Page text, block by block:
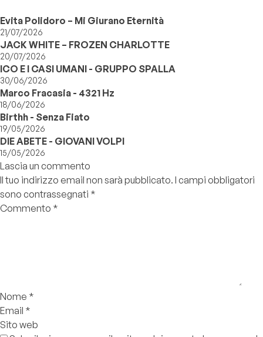
Evita Polidoro – Mi Giurano Eternità
21/07/2026
JACK WHITE – FROZEN CHARLOTTE
20/07/2026
ICO E I CASI UMANI - GRUPPO SPALLA
30/06/2026
Marco Fracasia - 4321 Hz
18/06/2026
Birthh - Senza Fiato
19/05/2026
DIE ABETE - GIOVANI VOLPI
15/05/2026
Lascia un commento
Il tuo indirizzo email non sarà pubblicato. I campi obbligatori
sono contrassegnati *
Commento *
Nome *
Email *
Sito web